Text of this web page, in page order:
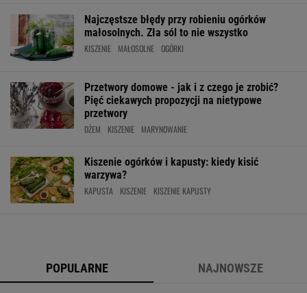
Najczęstsze błędy przy robieniu ogórków
małosolnych. Zła sól to nie wszystko
KISZENIE MAŁOSOLNE OGÓRKI
Przetwory domowe - jak i z czego je zrobić?
Pięć ciekawych propozycji na nietypowe
przetwory
DŻEM KISZENIE MARYNOWANIE
Kiszenie ogórków i kapusty: kiedy kisić
warzywa?
KAPUSTA KISZENIE KISZENIE KAPUSTY
POPULARNE NAJNOWSZE